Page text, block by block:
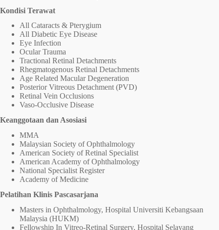
Kondisi Terawat
All Cataracts & Pterygium
All Diabetic Eye Disease
Eye Infection
Ocular Trauma
Tractional Retinal Detachments
Rhegmatogenous Retinal Detachments
Age Related Macular Degeneration
Posterior Vitreous Detachment (PVD)
Retinal Vein Occlusions
Vaso-Occlusive Disease
Keanggotaan dan Asosiasi
MMA
Malaysian Society of Ophthalmology
American Society of Retinal Specialist
American Academy of Ophthalmology
National Specialist Register
Academy of Medicine
Pelatihan Klinis Pascasarjana
Masters in Ophthalmology, Hospital Universiti Kebangsaan
Malaysia (HUKM)
Fellowship In Vitreo-Retinal Surgery, Hospital Selayang